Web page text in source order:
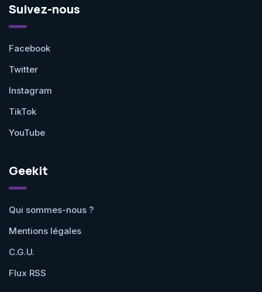
Suivez-nous
Facebook
Twitter
Instagram
TikTok
YouTube
Geekit
Qui sommes-nous ?
Mentions légales
C.G.U.
Flux RSS